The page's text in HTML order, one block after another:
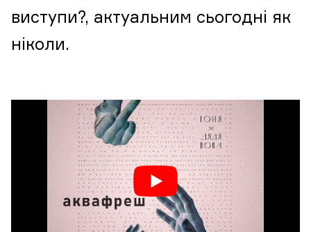
виступи?, актуальним сьогодні як
ніколи.